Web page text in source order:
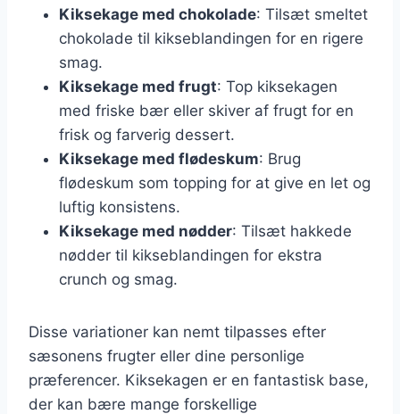
Kiksekage med chokolade: Tilsæt smeltet
chokolade til kikseblandingen for en rigere
smag.
Kiksekage med frugt: Top kiksekagen
med friske bær eller skiver af frugt for en
frisk og farverig dessert.
Kiksekage med flødeskum: Brug
flødeskum som topping for at give en let og
luftig konsistens.
Kiksekage med nødder: Tilsæt hakkede
nødder til kikseblandingen for ekstra
crunch og smag.
Disse variationer kan nemt tilpasses efter
sæsonens frugter eller dine personlige
præferencer. Kiksekagen er en fantastisk base,
der kan bære mange forskellige